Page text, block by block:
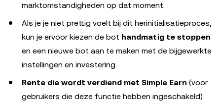
marktomstandigheden op dat moment.
Als je je niet prettig voelt bij dit herinitialisatieproces,
kun je ervoor kiezen de bot handmatig te stoppen
en een nieuwe bot aan te maken met de bijgewerkte
instellingen en investering.
Rente die wordt verdiend met Simple Earn (voor
gebruikers die deze functie hebben ingeschakeld)